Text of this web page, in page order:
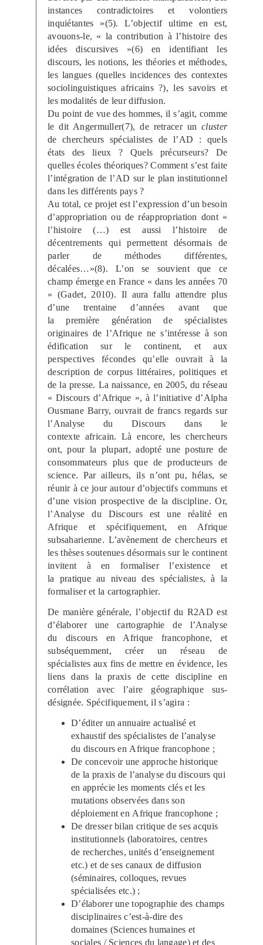
instances contradictoires et volontiers
inquiétantes »(5). L’objectif ultime en est,
avouons-le, « la contribution à l’histoire des
idées discursives »(6) en identifiant les
discours, les notions, les théories et méthodes,
les langues (quelles incidences des contextes
sociolinguistiques africains ?), les savoirs et
les modalités de leur diffusion.
Du point de vue des hommes, il s’agit, comme
le dit Angermuller(7), de retracer uncluster
de chercheurs spécialistes de l’AD : quels
états des lieux ? Quels précurseurs? De
quelles écoles théoriques? Comment s’est faite
l’intégration de l’AD sur le plan institutionnel
dans les différents pays ?
Au total, ce projet est l’expression d’un besoin
d’appropriation ou de réappropriation dont «
l’histoire (…) est aussi l’histoire de
décentrements qui permettent désormais de
parler de méthodes différentes,
décalées…»(8). L’on se souvient que ce
champ émerge en France « dans les années 70
» (Gadet, 2010). Il aura fallu attendre plus
d’une trentaine d’années avant que
la première génération de spécialistes
originaires de l’Afrique ne s’intéresse à son
édification sur le continent, et aux
perspectives fécondes qu’elle ouvrait à la
description de corpus littéraires, politiques et
de la presse. La naissance, en 2005, du réseau
« Discours d’Afrique », à l’initiative d’Alpha
Ousmane Barry, ouvrait de francs regards sur
l’Analyse du Discours dans le
contexte africain. Là encore, les chercheurs
ont, pour la plupart, adopté une posture de
consommateurs plus que de producteurs de
science. Par ailleurs, ils n’ont pu, hélas, se
réunir à ce jour autour d’objectifs communs et
d’une vision prospective de la discipline. Or,
l’Analyse du Discours est une réalité en
Afrique et spécifiquement, en Afrique
subsaharienne. L’avènement de chercheurs et
les thèses soutenues désormais sur le continent
invitent à en formaliser l’existence et
la pratique au niveau des spécialistes, à la
formaliser et la cartographier.
De manière générale, l’objectif du R2AD est
d’élaborer une cartographie de l’Analyse
du discours en Afrique francophone, et
subséquemment, créer un réseau de
spécialistes aux fins de mettre en évidence, les
liens dans la praxis de cette discipline en
corrélation avec l’aire géographique sus-
désignée. Spécifiquement, il s’agira :
D’éditer un annuaire actualisé et
exhaustif des spécialistes de l’analyse
du discours en Afrique francophone ;
De concevoir une approche historique
de la praxis de l’analyse du discours qui
en apprécie les moments clés et les
mutations observées dans son
déploiement en Afrique francophone ;
De dresser bilan critique de ses acquis
institutionnels (laboratoires, centres
de recherches, unités d’enseignement
etc.) et de ses canaux de diffusion
(séminaires, colloques, revues
spécialisées etc.) ;
D’élaborer une topographie des champs
disciplinaires c’est-à-dire des
domaines (Sciences humaines et
sociales / Sciences du langage) et des